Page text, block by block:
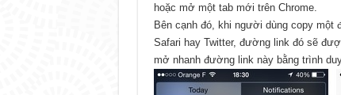
hoặc mở một tab mới trên Chrome.
Bên cạnh đó, khi người dùng copy
Safari hay Twitter, đường link đó sẽ
mở nhanh đường link này bằng trình